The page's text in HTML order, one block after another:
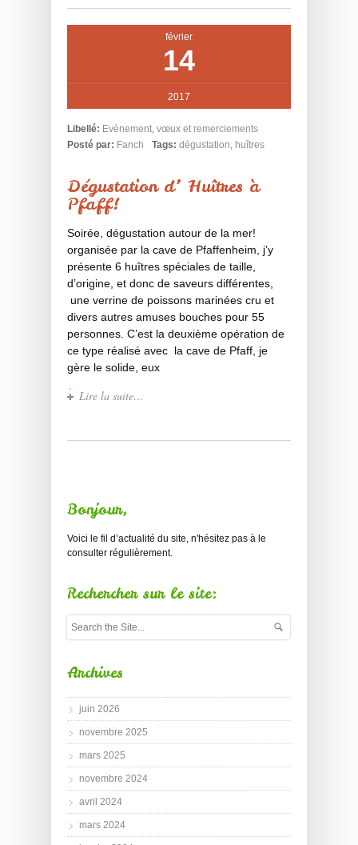
février
14
2017
Libellé: Evènement, vœux et remerciements
Posté par: Fanch Tags: dégustation, huîtres
Dégustation d’ Huîtres à
Pfaff!
Soirée, dégustation autour de la mer!
organisée par la cave de Pfaffenheim, j’y
présente 6 huîtres spéciales de taille,
d’origine, et donc de saveurs différentes,
une verrine de poissons marinées cru et
divers autres amuses bouches pour 55
personnes. C’est la deuxième opération de
ce type réalisé avec la cave de Pfaff, je
gère le solide, eux
Lire la suite…
Bonjour,
Voici le fil d’actualité du site, n'hésitez pas à le
consulter régulièrement.
Rechercher sur le site:
Archives
juin 2026
novembre 2025
mars 2025
novembre 2024
avril 2024
mars 2024